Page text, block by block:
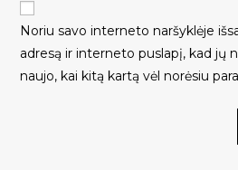
Noriu savo interneto naršyklėje
adresą ir interneto puslapį, kad jų
naujo, kai kitą kartą vėl norėsiu